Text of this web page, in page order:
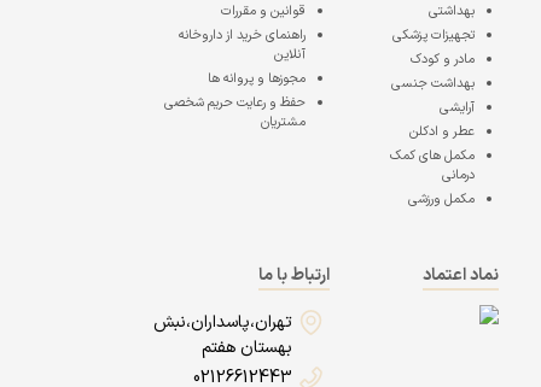
بهداشتی
تجهیزات پزشکی
مادر و کودک
بهداشت جنسی
آرایشی
عطر و ادکلن
مکمل های کمک
درمانی
مکمل ورزشی
قوانین و مقررات
راهنمای خرید از داروخانه
آنلاین
مجوزها و پروانه ها
حفظ و رعایت حریم شخصی
مشتریان
نماد اعتماد
ارتباط با ما
تهران،پاسداران،نبش
بهستان هفتم
02126612443